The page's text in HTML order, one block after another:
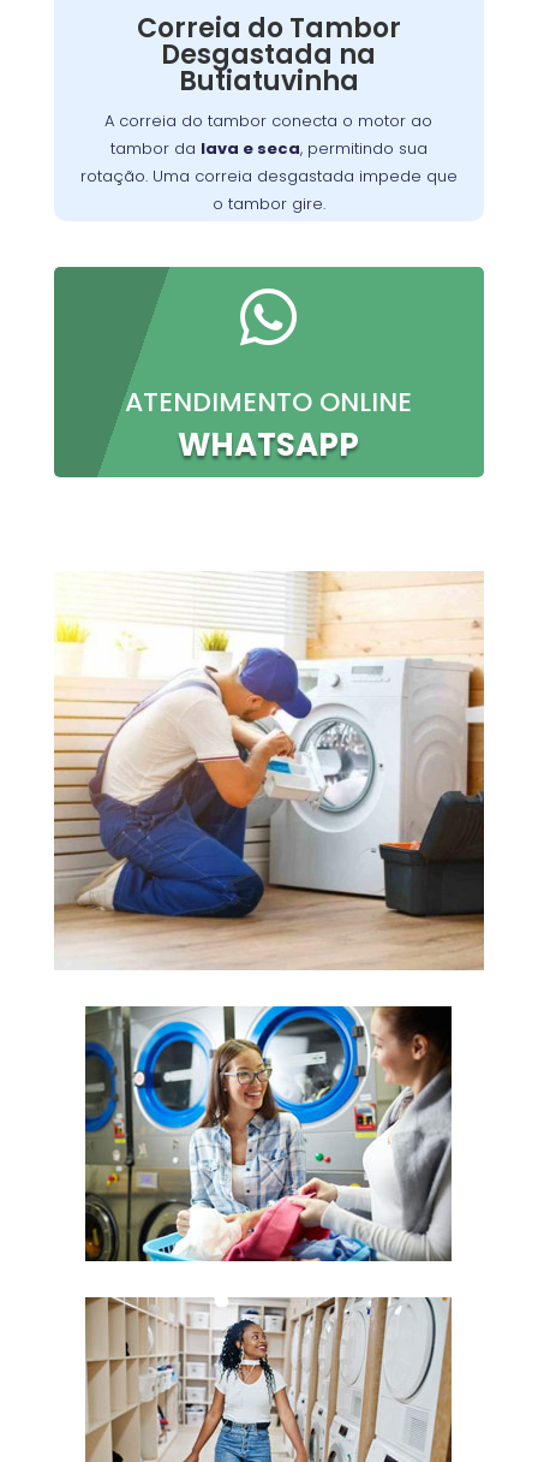
Correia do Tambor
Desgastada na
Butiatuvinha
A correia do tambor conecta o motor ao
tambor da lava e seca, permitindo sua
rotação. Uma correia desgastada impede que
o tambor gire.
Nossos técnicos podem diagnosticar e reparar
o problema, permitindo que você continue a
preparar suas refeições favoritas sem

ATENDIMENTO ONLINE
WHATSAPP